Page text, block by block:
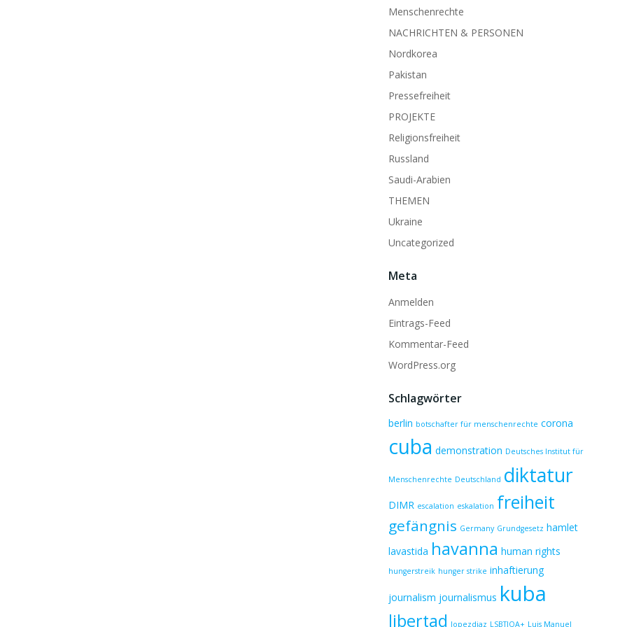
Menschenrechte
NACHRICHTEN & PERSONEN
Nordkorea
Pakistan
Pressefreiheit
PROJEKTE
Religionsfreiheit
Russland
Saudi-Arabien
THEMEN
Ukraine
Uncategorized
Meta
Anmelden
Eintrags-Feed
Kommentar-Feed
WordPress.org
Schlagwörter
berlin botschafter für menschenrechte corona
cuba demonstration Deutsches Institut für
Menschenrechte Deutschland diktatur
DIMR escalation eskalation freiheit
gefängnis Germany Grundgesetz hamlet
lavastida havanna human rights
hungerstreik hunger strike inhaftierung
journalism journalismus kuba
libertad lopezdiaz LSBTIQA+ Luis Manuel